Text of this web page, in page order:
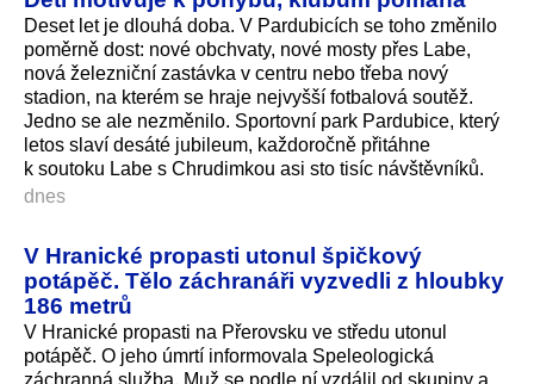
Deset let je dlouhá doba. V Pardubicích se toho změnilo
poměrně dost: nové obchvaty, nové mosty přes Labe,
nová železniční zastávka v centru nebo třeba nový
stadion, na kterém se hraje nejvyšší fotbalová soutěž.
Jedno se ale nezměnilo. Sportovní park Pardubice, který
letos slaví desáté jubileum, každoročně přitáhne
k soutoku Labe s Chrudimkou asi sto tisíc návštěvníků.
dnes
V Hranické propasti utonul špičkový
potápěč. Tělo záchranáři vyzvedli z hloubky
186 metrů
V Hranické propasti na Přerovsku ve středu utonul
potápěč. O jeho úmrtí informovala Speleologická
záchranná služba. Muž se podle ní vzdálil od skupiny a